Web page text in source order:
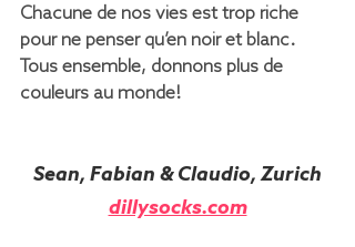
Chacune de nos vies est trop riche
pour ne penser qu’en noir et blanc.
Tous ensemble, donnons plus de
couleurs au monde!
Sean, Fabian & Claudio, Zurich
dillysocks.com